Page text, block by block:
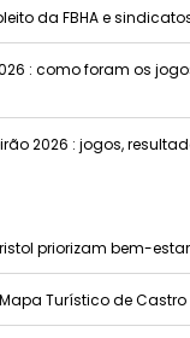
da FBHA e
: como foram os
2026 : jogos,
priorizam bem-
Turístico de Castro